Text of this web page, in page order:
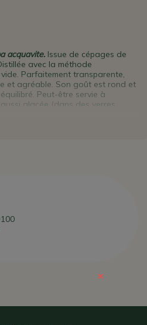
acquavite. Issue de cépages de
avec la méthode
Parfaitement transparente,
et agréable. Son goût est rond et
Peut-être servie à
glacée (dans des verres
Verser dans une flute et
Agiter et servir avec une
vieille distillerie italienne, depuis
est utilisée pour distiller les
"double rectification") avant d'être
×